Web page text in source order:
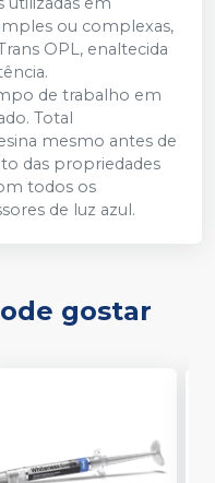
ou complexas,
OPL, enaltecida
de trabalho em
Total
mesmo antes de
das propriedades
todos os
de luz azul.
gostar